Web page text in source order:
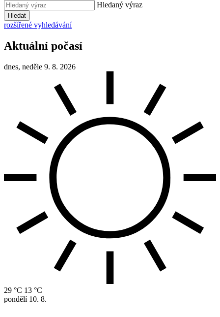
Hledaný výraz
Hledat
rozšířené vyhledávání
Aktuální počasí
dnes, neděle 9. 8. 2026
29 °C 13 °C
pondělí 10. 8.